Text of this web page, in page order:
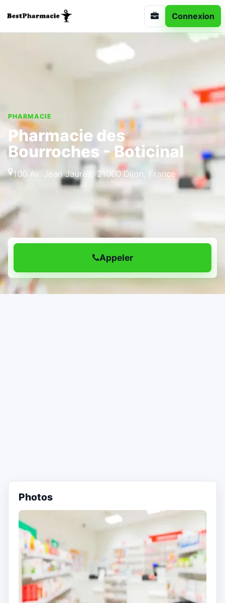
Connexion
PHARMACIE
Pharmacie des
Bourroches - Boticinal
100 Av. Jean Jaurès, 21000 Dijon, France
Appeler
Photos